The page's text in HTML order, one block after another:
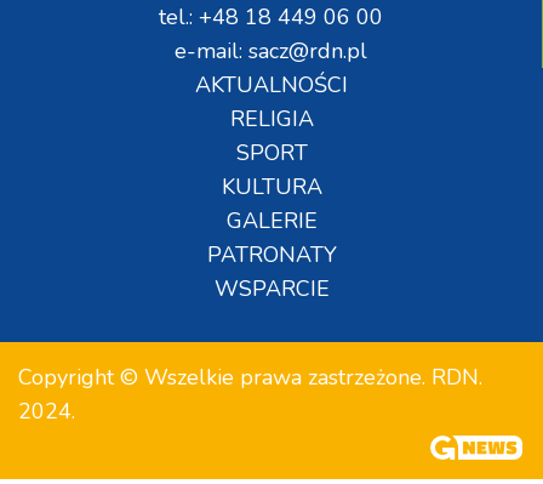
tel.: +48 18 449 06 00
e-mail: sacz@rdn.pl
AKTUALNOŚCI
RELIGIA
SPORT
KULTURA
GALERIE
PATRONATY
WSPARCIE
Copyright © Wszelkie prawa zastrzeżone. RDN.
2024.